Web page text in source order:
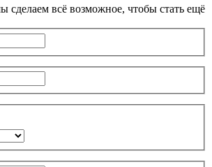
всё возможное, чтобы стать ещё